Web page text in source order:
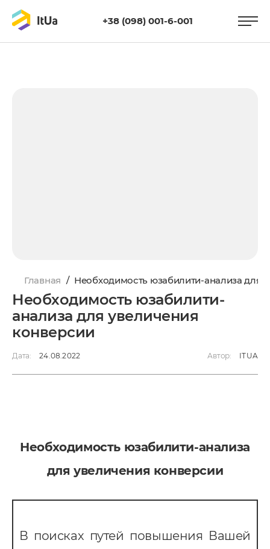
+38 (098) 001-6-001
Главная / Необходимость юзабилити-анализа для
Необходимость юзабилити-
анализа для увеличения
конверсии
Дата: 24.08.2022 Автор: ITUA
Необходимость юзабилити-анализа
для увеличения конверсии
В поисках путей повышения Вашей